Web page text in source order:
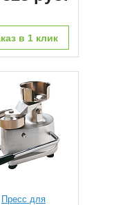
в 1 клик
Пресс для